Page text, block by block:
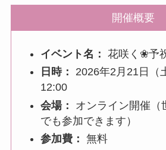
開催概要
イベント名： 花咲く❀予
日時：
2026年2月21日（
12:00
会場：
オンライン開催（
でも参加できます）
参加費： 無料